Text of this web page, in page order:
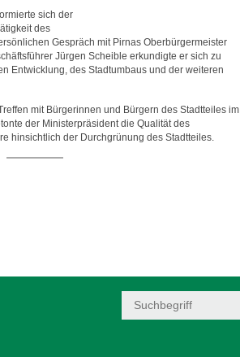
sich der
des
Gespräch mit Pirnas Oberbürgermeister
Jürgen Scheible erkundigte er sich zu
Entwicklung, des Stadtumbaus und der weiteren
mit Bürgerinnen und Bürgern des Stadtteiles im
der Ministerpräsident die Qualität des
hinsichtlich der Durchgrünung des Stadtteiles.